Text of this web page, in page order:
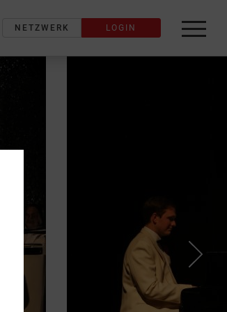
label_search
NETZWERK LOGIN